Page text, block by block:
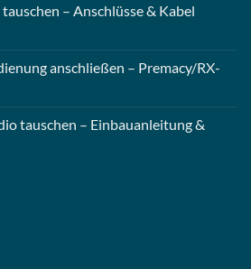
– Anschlüsse & Kabel
anschließen – Premacy/RX-
tauschen – Einbauanleitung &